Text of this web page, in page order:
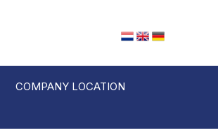
COMPANY LOCATION